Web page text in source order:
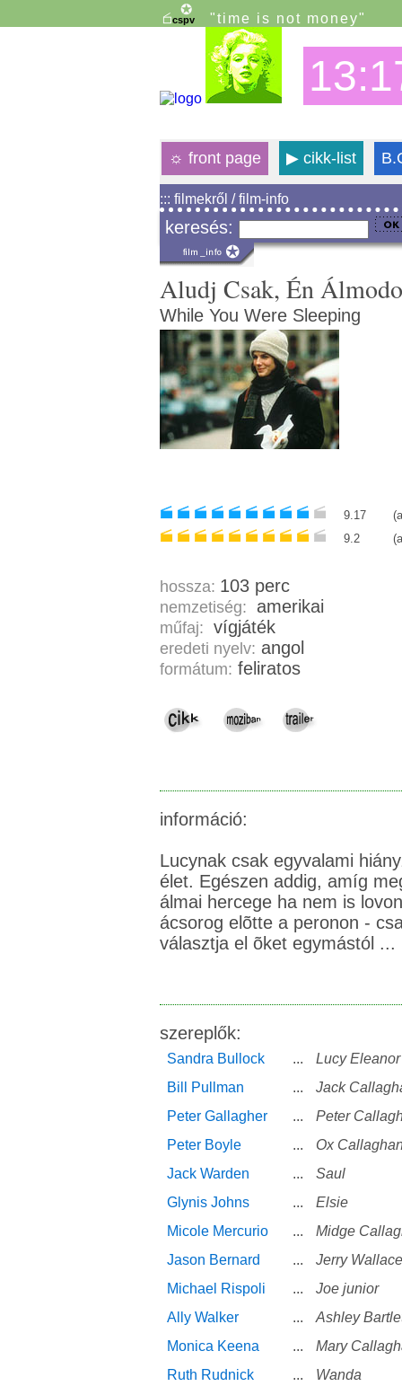
"time is not money"
☼ front page ▶cikk-list
::: filmekről / film-info
keresés:
Aludj Csak, Én
While You Were Sleeping
9.17
9.2
hossza: 103 perc
nemzetiség: amerikai
műfaj: vígjáték
eredeti nyelv: angol
formátum: feliratos
információ:
Lucynak csak egyvalami hiányzik az életébõl: maga az
élet. Egészen addig, amíg meg nem találja az igazit:
álmai hercege ha nem is
ácsorog elõtte a peronon -
választja el õket egymástól ...
szereplők:
Sandra Bullock ...
Lucy
Bill Pullman
...
Jack
Peter Gallagher
...
Peter
Peter Boyle
...
Ox
Jack Warden
...
Saul
Glynis Johns
...
Elsie
Micole Mercurio
...
Midge
Jason Bernard
...
Jerry Wallace
Michael Rispoli
...
Joe junior
Ally Walker
...
Ashley
Monica Keena
...
Mary
Ruth Rudnick
...
Wanda